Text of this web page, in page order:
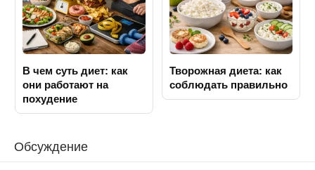
В чем суть диет: как
они работают на
похудение
Творожная диета: как
соблюдать правильно
Обсуждение